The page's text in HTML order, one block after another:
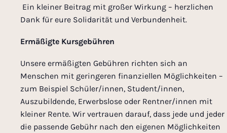
Ein kleiner Beitrag mit großer Wirkung – herzlichen
Dank für eure Solidarität und Verbundenheit.
Ermäßigte Kursgebühren
Unsere ermäßigten Gebühren richten sich an
Menschen mit geringeren finanziellen Möglichkeiten –
zum Beispiel Schüler/innen, Student/innen,
Auszubildende, Erwerbslose oder Rentner/innen mit
kleiner Rente. Wir vertrauen darauf, dass jede und jeder
die passende Gebühr nach den eigenen Möglichkeiten